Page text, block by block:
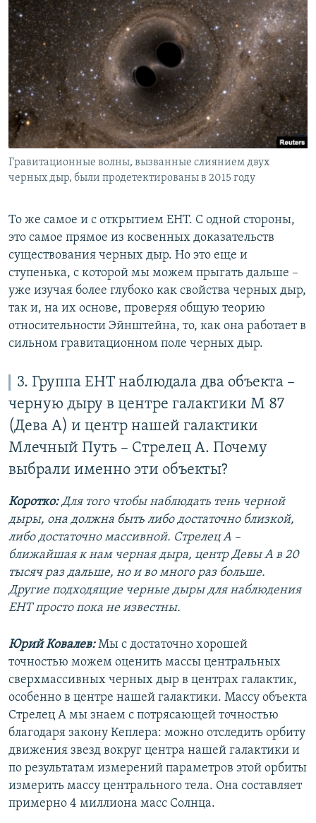
Гравитационные волны, вызванные слиянием двух
черных дыр, были продетектированы в 2015 году
То же самое и с открытием EHT. С одной стороны,
это самое прямое из косвенных доказательств
существования черных дыр. Но это еще и
ступенька, с которой мы можем прыгать дальше –
уже изучая более глубоко как свойства черных дыр,
так и, на их основе, проверяя общую теорию
относительности Эйнштейна, то, как она работает в
сильном гравитационном поле черных дыр.
3. Группа EHT наблюдала два объекта –
черную дыру в центре галактики M 87
(Дева А) и центр нашей галактики
Млечный Путь – Стрелец А. Почему
выбрали именно эти объекты?
Коротко:Для того чтобы наблюдать тень черной
дыры, она должна быть либо достаточно близкой,
либо достаточно массивной. Стрелец А –
ближайшая к нам черная дыра, центр Девы А в 20
тысяч раз дальше, но и во много раз больше.
Другие подходящие черные дыры для наблюдения
EHT просто пока не известны.
Юрий Ковалев:Мы с достаточно хорошей
точностью можем оценить массы центральных
сверхмассивных черных дыр в центрах галактик,
особенно в центре нашей галактики. Массу объекта
Стрелец А мы знаем с потрясающей точностью
благодаря закону Кеплера: можно отследить орбиту
движения звезд вокруг центра нашей галактики и
по результатам измерений параметров этой орбиты
измерить массу центрального тела. Она составляет
примерно 4 миллиона масс Солнца.